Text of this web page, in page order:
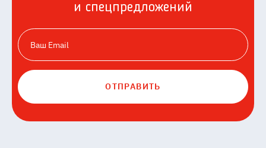
и спецпредложений
ОТПРАВИТЬ